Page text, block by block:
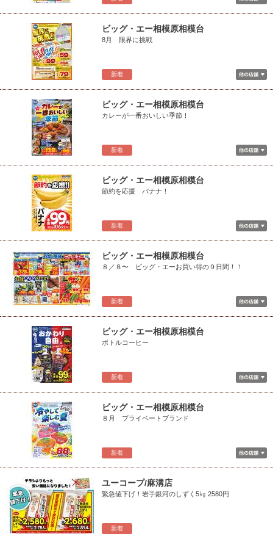
新着
ビッグ・エー相模原相模台
8月 限界に挑戦
新着
ビッグ・エー相模原相模台
カレーが一番おいしい季節！
新着
ビッグ・エー相模原相模台
節約を応援 バナナ！
新着
ビッグ・エー相模原相模台
８／８〜 ビッグ・エーお買い得の９日間！！
新着
ビッグ・エー相模原相模台
ボトルコーヒー
新着
ビッグ・エー相模原相模台
８月 プライベートブランド
新着
ユーコープ/麻溝店
緊急値下げ！岩手銀河のしずく5㎏ 2580円